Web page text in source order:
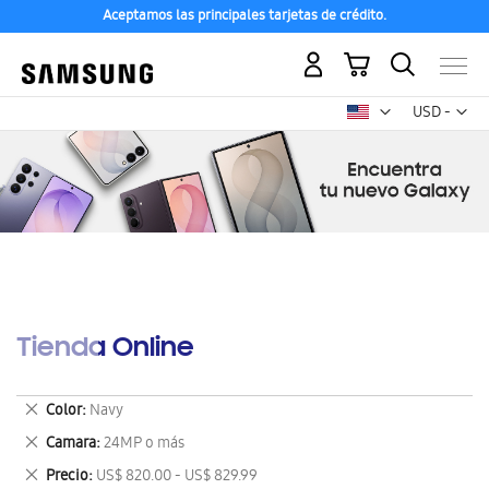
Aceptamos las principales tarjetas de crédito.
USD -
dólar
Mi carrito
Tienda Online
Color Navy
Eliminar
este
artículo
Camara 24MP o más
Eliminar
este
Precio US$ 820.00 - US$ 829.99
Eliminar